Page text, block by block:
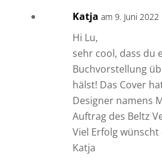
Katja am 9. Juni
Hi Lu,
sehr cool, dass du
Buchvorstellung
hälst! Das Cover
Designer namens
Auftrag des Beltz
Viel Erfolg
Katja